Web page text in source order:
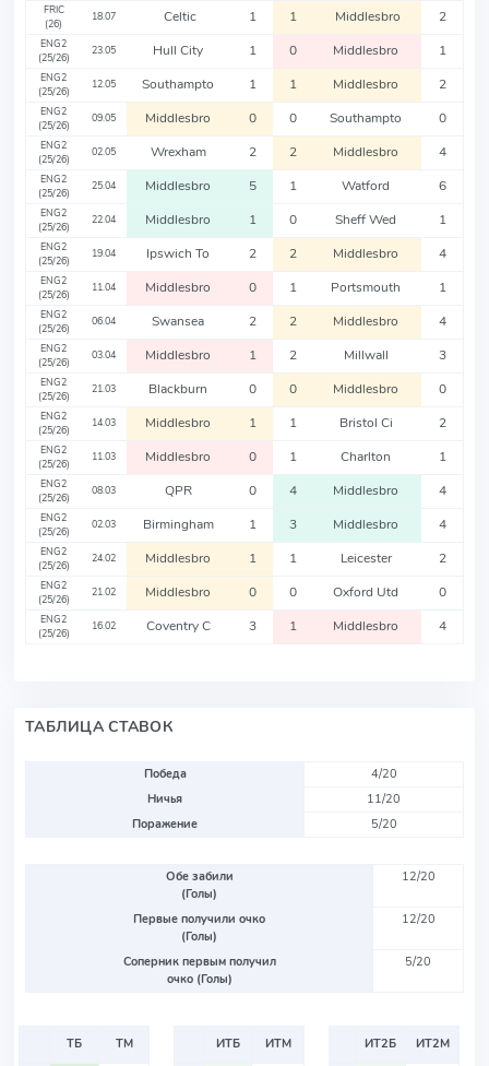
FRIC
(26)
18.07 Celtic 1 1 Middlesbro 2
ENG2
(25/26)
23.05 Hull City 1 0 Middlesbro 1
ENG2
(25/26)
12.05 Southampto 1 1 Middlesbro 2
ENG2
(25/26)
09.05 Middlesbro 0 0 Southampto 0
ENG2
(25/26)
02.05 Wrexham 2 2 Middlesbro 4
ENG2
(25/26)
25.04 Middlesbro 5 1 Watford 6
ENG2
(25/26)
22.04 Middlesbro 1 0 Sheff Wed 1
ENG2
(25/26)
19.04 Ipswich To 2 2 Middlesbro 4
ENG2
(25/26)
11.04 Middlesbro 0 1 Portsmouth 1
ENG2
(25/26)
06.04 Swansea 2 2 Middlesbro 4
ENG2
(25/26)
03.04 Middlesbro 1 2 Millwall 3
ENG2
(25/26)
21.03 Blackburn 0 0 Middlesbro 0
ENG2
(25/26)
14.03 Middlesbro 1 1 Bristol Ci 2
ENG2
(25/26)
11.03 Middlesbro 0 1 Charlton 1
ENG2
(25/26)
08.03 QPR 0 4 Middlesbro 4
ENG2
(25/26)
02.03 Birmingham 1 3 Middlesbro 4
ENG2
(25/26)
24.02 Middlesbro 1 1 Leicester 2
ENG2
(25/26)
21.02 Middlesbro 0 0 Oxford Utd 0
ENG2
(25/26)
16.02 Coventry C 3 1 Middlesbro 4
ТАБЛИЦА СТАВОК
Победа
4/20
Ничья
11/20
Поражение
5/20
Обе забили
(Голы)
12/20
Первые получили очко
(Голы)
12/20
Соперник первым получил
очко (Голы)
5/20
ТБ
ТМ
ИТБ
ИТМ
ИТ2Б
ИТ2М